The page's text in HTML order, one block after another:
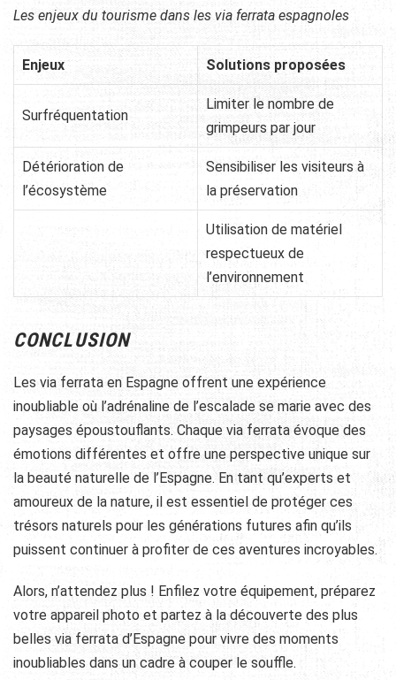
Les enjeux du tourisme dans les via ferrata espagnoles
Enjeux Solutions proposées
Surfréquentation
Limiter le nombre de
grimpeurs par jour
Détérioration de
l’écosystème
Sensibiliser les visiteurs à
la préservation
Utilisation de matériel
respectueux de
l’environnement
CONCLUSION
Les via ferrata en Espagne offrent une expérience
inoubliable où l’adrénaline de l’escalade se marie avec des
paysages époustouflants. Chaque via ferrata évoque des
émotions différentes et offre une perspective unique sur
la beauté naturelle de l’Espagne. En tant qu’experts et
amoureux de la nature, il est essentiel de protéger ces
trésors naturels pour les générations futures afin qu’ils
puissent continuer à profiter de ces aventures incroyables.
Alors, n’attendez plus ! Enfilez votre équipement, préparez
votre appareil photo et partez à la découverte des plus
belles via ferrata d’Espagne pour vivre des moments
inoubliables dans un cadre à couper le souffle.